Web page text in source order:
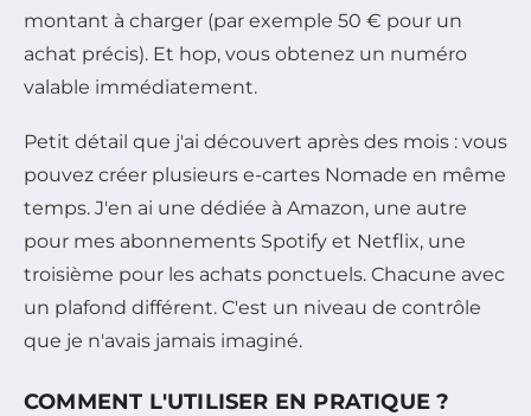
montant à charger (par exemple 50 € pour un
achat précis). Et hop, vous obtenez un numéro
valable immédiatement.
Petit détail que j'ai découvert après des mois : vous
pouvez créer plusieurs e-cartes Nomade en même
temps. J'en ai une dédiée à Amazon, une autre
pour mes abonnements Spotify et Netflix, une
troisième pour les achats ponctuels. Chacune avec
un plafond différent. C'est un niveau de contrôle
que je n'avais jamais imaginé.
COMMENT L'UTILISER EN PRATIQUE ?